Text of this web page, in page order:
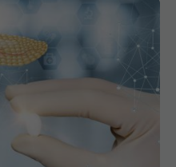
deveni istorie.
să-și apere